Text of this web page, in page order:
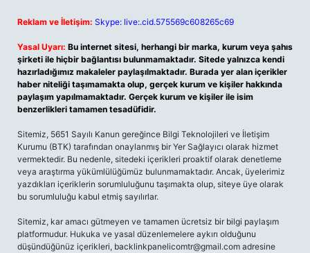
Reklam ve İletişim: Skype: live:.cid.575569c608265c69
Yasal Uyarı: Bu internet sitesi, herhangi bir marka, kurum veya şahıs
şirketi ile hiçbir bağlantısı bulunmamaktadır. Sitede yalnızca kendi
hazırladığımız makaleler paylaşılmaktadır. Burada yer alan içerikler
haber niteliği taşımamakta olup, gerçek kurum ve kişiler hakkında
paylaşım yapılmamaktadır. Gerçek kurum ve kişiler ile isim
benzerlikleri tamamen tesadüfidir.
Sitemiz, 5651 Sayılı Kanun gereğince Bilgi Teknolojileri ve İletişim
Kurumu (BTK) tarafından onaylanmış bir Yer Sağlayıcı olarak hizmet
vermektedir. Bu nedenle, sitedeki içerikleri proaktif olarak denetleme
veya araştırma yükümlülüğümüz bulunmamaktadır. Ancak, üyelerimiz
yazdıkları içeriklerin sorumluluğunu taşımakta olup, siteye üye olarak
bu sorumluluğu kabul etmiş sayılırlar.
Sitemiz, kar amacı gütmeyen ve tamamen ücretsiz bir bilgi paylaşım
platformudur. Hukuka ve yasal düzenlemelere aykırı olduğunu
düşündüğünüz içerikleri, backlinkpanelicomtr@gmail.com adresine